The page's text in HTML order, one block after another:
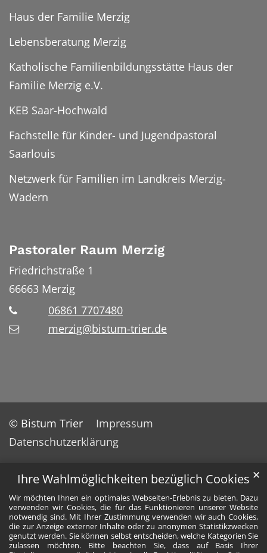
Ihre Wahlmöglichkeiten bezüglich Cookies
Wir möchten Ihnen ein optimales Webseiten-Erlebnis zu bieten. Dazu
verwenden wir Cookies, die für das Funktionieren unserer Website
notwendig sind. Mit Ihrer Zustimmung verwenden wir auch Cookies,
die zur Anzeige externer Inhalte oder zu anonymen Statistikzwecken
genutzt werden. Sie können selbst entscheiden, welche Kategorien Sie
zulassen möchten. Bitte beachten Sie, dass auf Basis Ihrer
✕
Haus der Familie Merzig
Lebensberatung Merzig
Katholische Familienbildungsstätte Haus der
Familie Merzig e.V.
KEB Saar-Hochwald
Fachstelle für Kinder- und Jugendpastoral
Saarlouis
Netzwerk für Familien im Landkreis Merzig-
Wadern
Pastoraler Raum Merzig
Friedrichstraße 1
66663 Merzig
06861 7707480
merzig@bistum-trier.de
© Bistum Trier
Impressum
Datenschutzerklärung